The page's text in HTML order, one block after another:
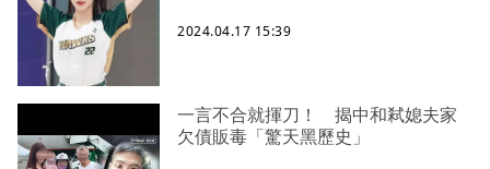
2024.04.17 15:39
一言不合就揮刀！ 揭中和弒媳夫家
欠債販毒「驚天黑歷史」